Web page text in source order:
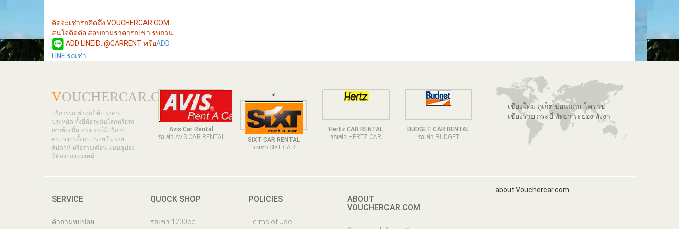
คิดจะเช่ารถคิดถึง VOUCHERCAR.COM
สนใจติดต่อ สอบถามราคารถเช่า รบกวน
ADD LINEID: @CARRENT หรือADD
LINE รถเช่า
VOUCHERCAR.COM
บริการรถเช่าทุกยี่ห้อ ราคา
ประหยัด ทั้งยี่ห้อระดับโลกหรือรถ
เช่าท้องถิ่น ทางเราก็มีบริการ
ครบวงจรทั้งแบบรายวัน ราย
สัปดาห์ หรือรายเดือน แบบคูปอง
ที่ต้องจองล่วงหน้
Avis Car Rental
รถเช่า AVIS CAR RENTAL
<
SIXT CAR RENTAL
รถเช่า SIXT CAR
Hertz CAR RENTAL
รถเช่า HERTZ CAR
BUDGET CAR RENTAL
รถเช่า BUDGET
เชียงใหม่ ภูเก็ต ขอนแก่น โคราช
เชียงราย กระบี่ พัทยา ระยอง พังงา
SERVICE
คำถามพบบ่อย
QUOCK SHOP
รถเช่า 1200cc
POLICIES
Terms of Use
ABOUT
VOUCHERCAR.COM
about Vouchercar.com